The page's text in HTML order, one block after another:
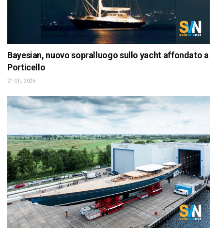
Bayesian, nuovo sopralluogo sullo yacht affondato a
Porticello
21 GIU 2026